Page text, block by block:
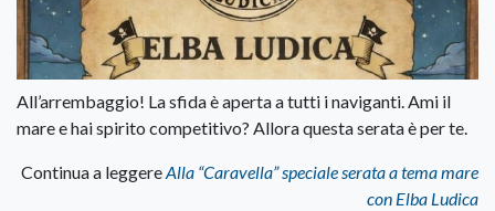
All’arrembaggio! La sfida è aperta a tutti i naviganti. ​Ami il
mare e hai spirito competitivo? Allora questa serata è per te.
Continua a leggereAlla “Caravella” speciale serata a tema mare
con Elba Ludica